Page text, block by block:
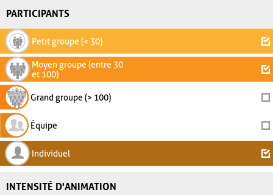
PARTICIPANTS
Petit groupe (< 30)
Moyen groupe (entre 30
et 100)
Grand groupe (> 100)
Équipe
Individuel
INTENSITÉ D'ANIMATION